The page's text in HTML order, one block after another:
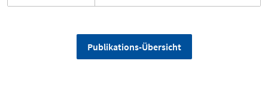
Publikations-Übersicht